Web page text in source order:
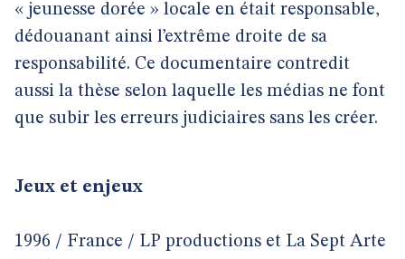
« jeunesse dorée » locale en était responsable,
dédouanant ainsi l’extrême droite de sa
responsabilité. Ce documentaire contredit
aussi la thèse selon laquelle les médias ne font
que subir les erreurs judiciaires sans les créer.
Jeux et enjeux
1996 / France / LP productions et La Sept Arte